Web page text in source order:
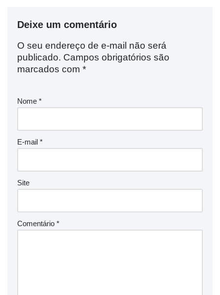
Deixe um comentário
O seu endereço de e-mail não será
publicado. Campos obrigatórios são
marcados com *
Nome *
E-mail *
Site
Comentário *